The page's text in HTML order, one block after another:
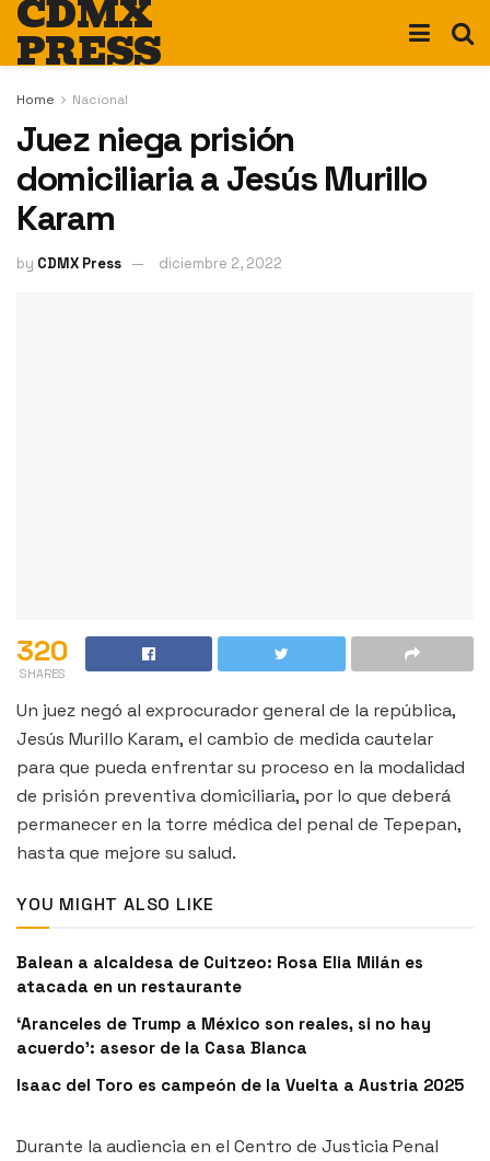
CDMX
PRESS
Home Nacional
Juez niega prisión
domiciliaria a Jesús Murillo
Karam
by CDMX Press diciembre 2, 2022
320
SHARES
Un juez negó al exprocurador general de la república,
Jesús Murillo Karam, el cambio de medida cautelar
para que pueda enfrentar su proceso en la modalidad
de prisión preventiva domiciliaria, por lo que deberá
permanecer en la torre médica del penal de Tepepan,
hasta que mejore su salud.
YOU MIGHT ALSO LIKE
Balean a alcaldesa de Cuitzeo: Rosa Elia Milán es
atacada en un restaurante
‘Aranceles de Trump a México son reales, si no hay
acuerdo’: asesor de la Casa Blanca
Isaac del Toro es campeón de la Vuelta a Austria 2025
Durante la audiencia en el Centro de Justicia Penal